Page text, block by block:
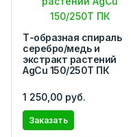
Т-образная спираль
серебро/медь и
экстракт растений
AgCu 150/250Т ПК
1 250,00 руб.
Заказать